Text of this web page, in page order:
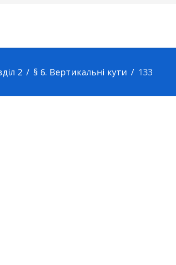
2 § 6. Вертикальні кути 133